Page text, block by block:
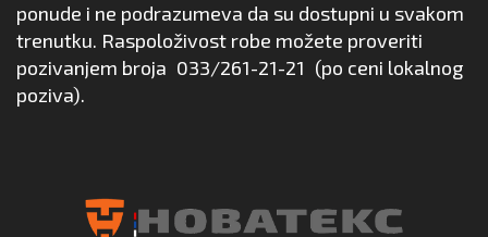
ponude i ne podrazumeva da su dostupni u svakom
trenutku. Raspoloživost robe možete proveriti
pozivanjem broja 033/261-21-21 (po ceni lokalnog
poziva).